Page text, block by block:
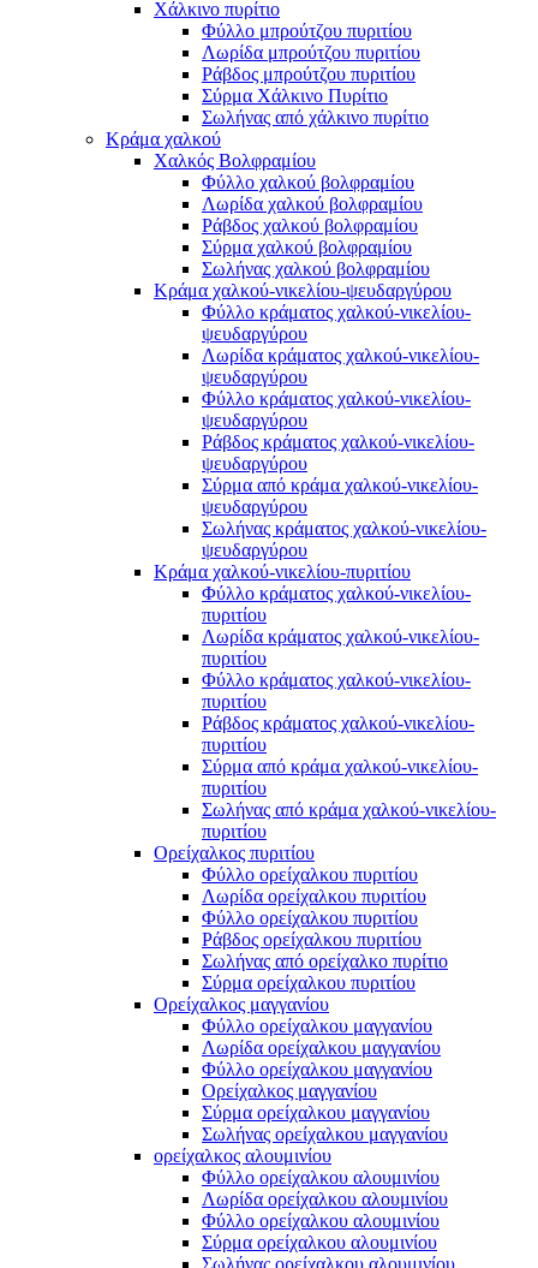
Χάλκινο πυρίτιο
Φύλλο μπρούτζου πυριτίου
Λωρίδα μπρούτζου πυριτίου
Ράβδος μπρούτζου πυριτίου
Σύρμα Χάλκινο Πυρίτιο
Σωλήνας από χάλκινο πυρίτιο
Κράμα χαλκού
Χαλκός Βολφραμίου
Φύλλο χαλκού βολφραμίου
Λωρίδα χαλκού βολφραμίου
Ράβδος χαλκού βολφραμίου
Σύρμα χαλκού βολφραμίου
Σωλήνας χαλκού βολφραμίου
Κράμα χαλκού-νικελίου-ψευδαργύρου
Φύλλο κράματος χαλκού-νικελίου-
ψευδαργύρου
Λωρίδα κράματος χαλκού-νικελίου-
ψευδαργύρου
Φύλλο κράματος χαλκού-νικελίου-
ψευδαργύρου
Ράβδος κράματος χαλκού-νικελίου-
ψευδαργύρου
Σύρμα από κράμα χαλκού-νικελίου-
ψευδαργύρου
Σωλήνας κράματος χαλκού-νικελίου-
ψευδαργύρου
Κράμα χαλκού-νικελίου-πυριτίου
Φύλλο κράματος χαλκού-νικελίου-
πυριτίου
Λωρίδα κράματος χαλκού-νικελίου-
πυριτίου
Φύλλο κράματος χαλκού-νικελίου-
πυριτίου
Ράβδος κράματος χαλκού-νικελίου-
πυριτίου
Σύρμα από κράμα χαλκού-νικελίου-
πυριτίου
Σωλήνας από κράμα χαλκού-νικελίου-
πυριτίου
Ορείχαλκος πυριτίου
Φύλλο ορείχαλκου πυριτίου
Λωρίδα ορείχαλκου πυριτίου
Φύλλο ορείχαλκου πυριτίου
Ράβδος ορείχαλκου πυριτίου
Σωλήνας από ορείχαλκο πυρίτιο
Σύρμα ορείχαλκου πυριτίου
Ορείχαλκος μαγγανίου
Φύλλο ορείχαλκου μαγγανίου
Λωρίδα ορείχαλκου μαγγανίου
Φύλλο ορείχαλκου μαγγανίου
Ορείχαλκος μαγγανίου
Σύρμα ορείχαλκου μαγγανίου
Σωλήνας ορείχαλκου μαγγανίου
ορείχαλκος αλουμινίου
Φύλλο ορείχαλκου αλουμινίου
Λωρίδα ορείχαλκου αλουμινίου
Φύλλο ορείχαλκου αλουμινίου
Σύρμα ορείχαλκου αλουμινίου
Σωλήνας ορείχαλκου αλουμινίου